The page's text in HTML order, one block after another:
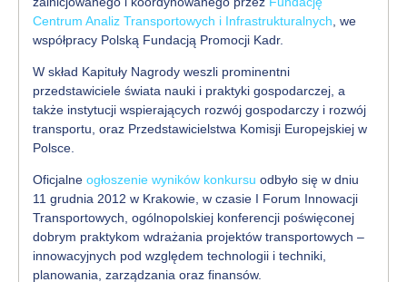
Centrum Analiz Transportowych i Infrastrukturalnych , we
współpracy Polską Fundacją Promocji Kadr.
W skład Kapituły Nagrody weszli prominentni
przedstawiciele świata nauki i praktyki gospodarczej, a
także instytucji wspierających rozwój gospodarczy i rozwój
transportu, oraz Przedstawicielstwa Komisji Europejskiej w
Polsce.
Oficjalne ogłoszenie wyników konkursu odbyło się w dniu
11 grudnia 2012 w Krakowie, w czasie I Forum Innowacji
Transportowych, ogólnopolskiej konferencji poświęconej
dobrym praktykom wdrażania projektów transportowych –
innowacyjnych pod względem technologii i techniki,
planowania, zarządzania oraz finansów.